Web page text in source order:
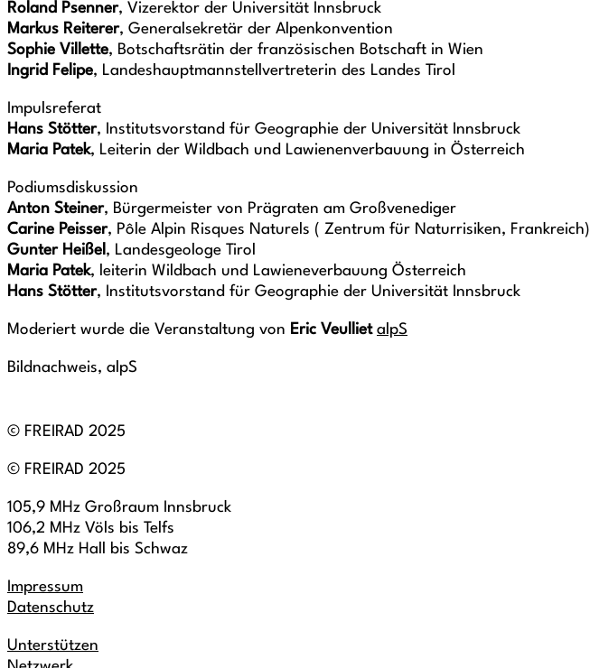
Roland Psenner, Vizerektor der Universität Innsbruck
Markus Reiterer, Generalsekretär der Alpenkonvention
Sophie Villette, Botschaftsrätin der französischen Botschaft in Wien
Ingrid Felipe, Landeshauptmannstellvertreterin des Landes Tirol
Impulsreferat
Hans Stötter, Institutsvorstand für Geographie der Universität Innsbruck
Maria Patek, Leiterin der Wildbach und Lawienenverbauung in Österreich
Podiumsdiskussion
Anton Steiner, Bürgermeister von Prägraten am Großvenediger
Carine Peisser, Pôle Alpin Risques Naturels ( Zentrum für Naturrisiken, Frankreich)
Gunter Heißel , Landesgeologe Tirol
Maria Patek, leiterin Wildbach und Lawieneverbauung Österreich
Hans Stötter, Institutsvorstand für Geographie der Universität Innsbruck
Moderiert wurde die Veranstaltung von Eric Veulliet alpS
Bildnachweis, alpS
© FREIRAD 2025
© FREIRAD 2025
105,9 MHz Großraum Innsbruck
106,2 MHz Völs bis Telfs
89,6 MHz Hall bis Schwaz
Impressum
Datenschutz
Unterstützen